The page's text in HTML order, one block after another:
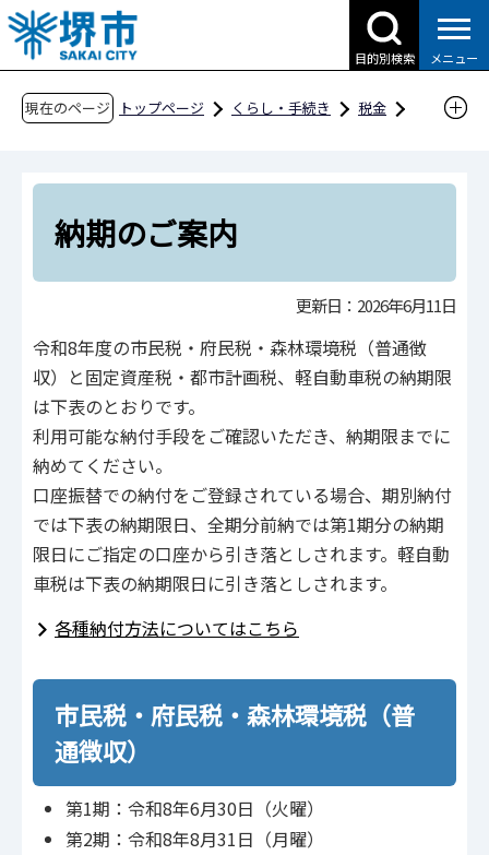
こ
の
ペ
目的別検索 メニュー
現在のページ トップページ くらし・手続き
税金
納期のご案内
納期のご案内
更新日：2026年6月11日
令和8年度の市民税・府民税・森林環境税（普通徴
収）と固定資産税・都市計画税、軽自動車税の納期限
は下表のとおりです。
利用可能な納付手段をご確認いただき、納期限までに
納めてください。
口座振替での納付をご登録されている場合、期別納付
では下表の納期限日、全期分前納では第1期分の納期
限日にご指定の口座から引き落としされます。軽自動
車税は下表の納期限日に引き落としされます。
各種納付方法についてはこちら
市民税・府民税・森林環境税（普
通徴収）
第1期：令和8年6月30日（火曜）
第2期：令和8年8月31日（月曜）